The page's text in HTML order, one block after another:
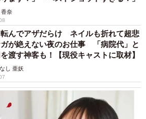
香奈
んでアザだらけ ネイルも折れて超悲
が絶えない夜のお仕事 「病院代」と
渡す神客も！【現役キャストに取材】
し 亜妖